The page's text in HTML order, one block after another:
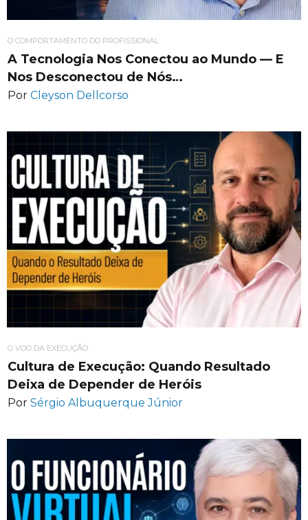
O COMPORTAMENTO DO PROFISSIONAL
A Tecnologia Nos Conectou ao Mundo — E
Nos Desconectou de Nós…
Por Cleyson Dellcorso
O VOO DA EXECUÇÃO
Cultura de Execução: Quando Resultado
Deixa de Depender de Heróis
Por Sérgio Albuquerque Júnior